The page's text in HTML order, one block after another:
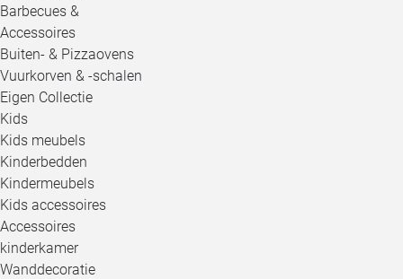
Barbecues &
Accessoires
Buiten- & Pizzaovens
Vuurkorven & -schalen
Eigen Collectie
Kids
Kids meubels
Kinderbedden
Kindermeubels
Kids accessoires
Accessoires
kinderkamer
Wanddecoratie